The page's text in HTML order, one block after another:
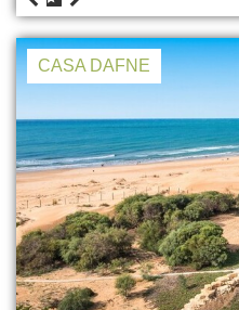
CASA DAFNE